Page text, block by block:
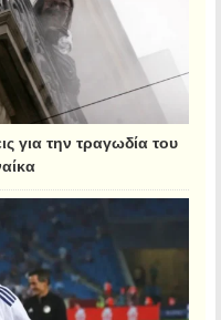
για την τραγωδία του